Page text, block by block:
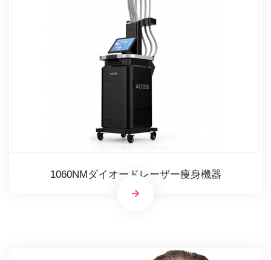
1060NMダイオードレーザー痩身機器